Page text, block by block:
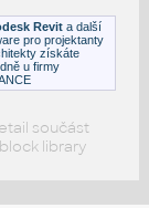
Revit a další
pro projektanty
získáte
u firmy
součást
library